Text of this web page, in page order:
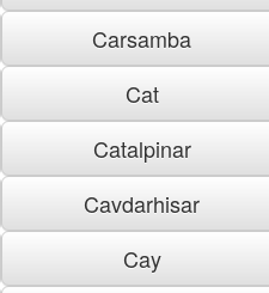
Carsamba
Cat
Catalpinar
Cavdarhisar
Cay